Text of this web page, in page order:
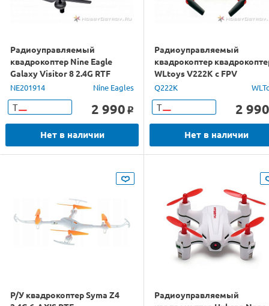
Радиоуправляемый
квадрокоптер Nine Eagle
Galaxy Visitor 8 2.4G RTF
(серо-зеленый)
NE201914 Nine Eagles
Т 2 990 o
Нет в наличии
Радиоуправляемый
квадрокоптер
WLtoys V222K с FPV
трансляцией Wi-Fi 2.4GHz
Q222K
Т 2 990
Нет в наличии
Р/У квадрокоптер Syma Z4
Радиоуправляемый